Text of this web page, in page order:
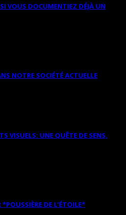
VOUS DOCUMENTIEZ DÉJÀ UN
NOTRE SOCIÉTÉ ACTUELLE
VISUELS: UNE QUÊTE DE SENS,
DE L’ÉTOILE*